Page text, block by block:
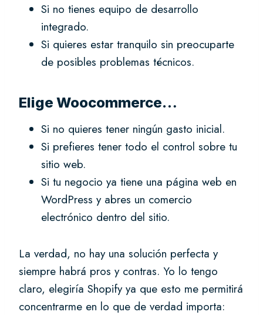
Si no tienes equipo de desarrollo
integrado.
Si quieres estar tranquilo sin preocuparte
de posibles problemas técnicos.
Elige Woocommerce…
Si no quieres tener ningún gasto inicial.
Si prefieres tener todo el control sobre tu
sitio web.
Si tu negocio ya tiene una página web en
WordPress y abres un comercio
electrónico dentro del sitio.
La verdad, no hay una solución perfecta y
siempre habrá pros y contras. Yo lo tengo
claro, elegiría Shopify ya que esto me permitirá
concentrarme en lo que de verdad importa: